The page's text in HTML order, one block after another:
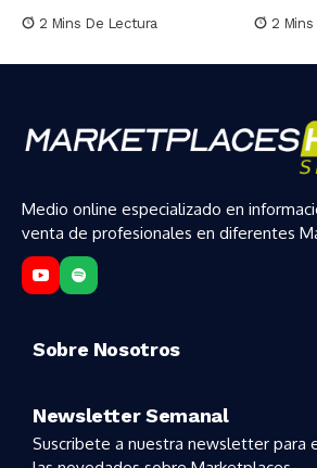
2 Mins De Lectura 2
Medio online especializado en
venta de profesionales en diferentes
Sobre Nosotros
Newsletter Semanal
Suscribete a nuestra newsletter para